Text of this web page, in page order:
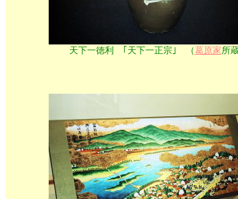
天下一徳利 ｢天下一正宗｣ （葛原家所蔵